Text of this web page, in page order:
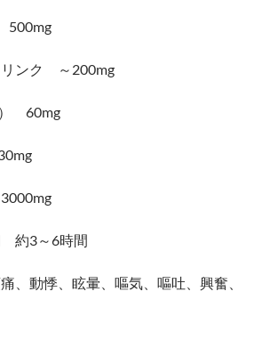
500mg
リンク ～200mg
） 60mg
約3～6時間
、動悸、眩暈、嘔気、嘔吐、興奮、